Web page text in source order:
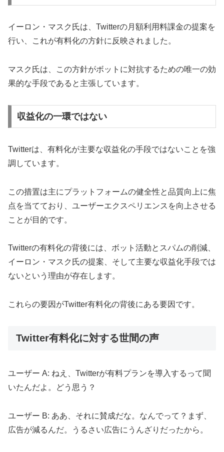
イーロン・マスク氏は、Twitterの月額利用料課金の提案を
行い、これが有料化の方針に反映されました。
マスク氏は、この方針がボットに対抗するための唯一の効
果的な手段であると主張しています。
収益化の一環ではない
Twitterは、有料化が主要な収益化の手段ではないことを強
調しています。
この措置は主にプラットフォームの健全性と品質向上に焦
点を当てており、ユーザーエクスペリエンスを向上させる
ことが目的です。
Twitterの有料化の背後には、ボット活動とスパムの削減、
イーロン・マスク氏の提案、そして主要な収益化手段では
ないという理由が存在します。
これらの要因がTwitter有料化の背後にある要因です。
Twitter有料化に対する世間の声
ユーザー A: ねえ、Twitterが有料プランを導入するって聞
いたんだよ。どう思う？
ユーザー B: ああ、それに賛成だな。なんでって？まず、
広告が減るんだ。うるさい広告にうんざりだったから。